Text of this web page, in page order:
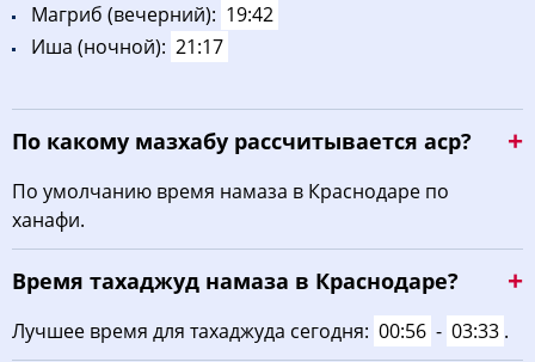
Maгриб (вечерний): 19:42
Иша (ночной): 21:17
По какому мазхабу рассчитывается аср?
По умолчанию время намаза в Краснодаре по
ханафи.
Время тахаджуд намаза в Краснодаре?
Лучшее время для тахаджуда сегодня: 00:56 - 03:33 .